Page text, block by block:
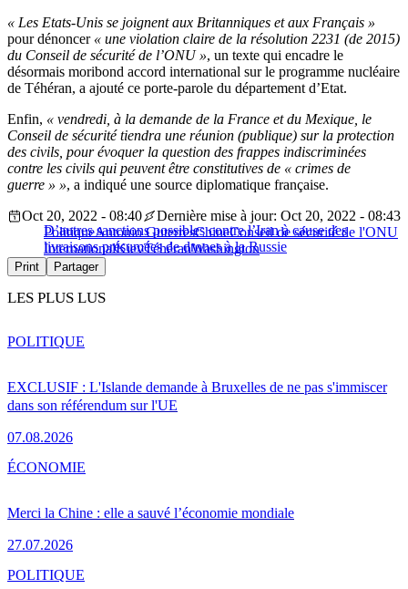
« Les Etats-Unis se joignent aux Britanniques et aux Français »
pour dénoncer « une violation claire de la résolution 2231 (de 2015)
du Conseil de sécurité de l’ONU », un texte qui encadre le
désormais moribond accord international sur le programme nucléaire
de Téhéran, a ajouté ce porte-parole du département d’Etat.
Enfin, « vendredi, à la demande de la France et du Mexique, le
Conseil de sécurité tiendra une réunion (publique) sur la protection
des civils, pour évoquer la question des frappes indiscriminées
contre les civils qui peuvent être constitutives de « crimes de
guerre » », a indiqué une source diplomatique française.
D’autres sanctions possibles contre l’Iran à cause des
livraisons présumées de drones à la Russie
Oct 20, 2022 - 08:40
Dernière mise à jour: Oct 20, 2022 - 08:43
PolitiqueAntonio GuterresChineConseil de sécurité de l'ONU
InternationalKievTéhéranWashington
Print Partager
LES PLUS LUS
EXCLUSIF : L'Islande demande à Bruxelles de ne pas s'immiscer
dans son référendum sur l'UE
07.08.2026
POLITIQUE
Merci la Chine : elle a sauvé l’économie mondiale
27.07.2026
ÉCONOMIE
POLITIQUE